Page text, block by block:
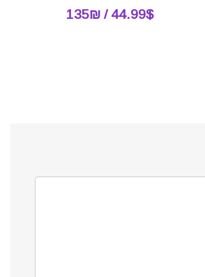
44.99$ / 135₪